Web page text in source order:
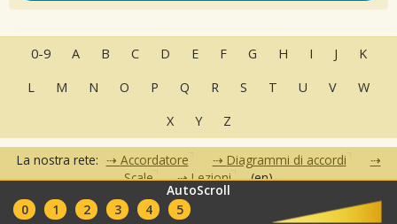
AutoScroll
0
1 2 3 4 5
0-9 A B C D E F G H I J
K
L
M N O P Q R S T U V
W
X
Y Z
La nostra rete: Accordatore
Diagrammi di accordi
Scale
Lezioni (en)
FAQ•Contatti•Condizioni d'uso Partner•Club